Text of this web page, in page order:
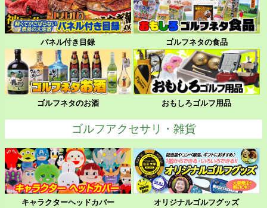
パネル付き目録 ゴルフネタの食品
ゴルフネタのお酒 おもしろゴルフ用品
ゴルフアクセサリ・雑貨
キャラクターヘッドカバー オリジナルゴルフグッズ